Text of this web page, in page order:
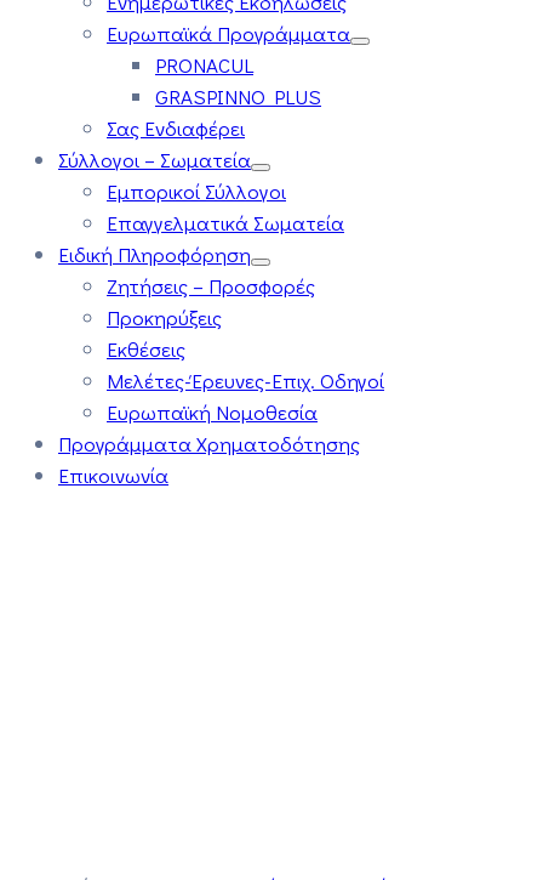
Ευρωπαϊκά Προγράμματα
PRONACUL
GRASPINNO PLUS
Σας Ενδιαφέρει
Σύλλογοι – Σωματεία
Εμπορικοί Σύλλογοι
Επαγγελματικά Σωματεία
Ειδική Πληροφόρηση
Ζητήσεις – Προσφορές
Προκηρύξεις
Εκθέσεις
Μελέτες-Έρευνες-Επιχ. Οδηγοί
Ευρωπαϊκή Νομοθεσία
Προγράμματα Χρηματοδότησης
Επικοινωνία